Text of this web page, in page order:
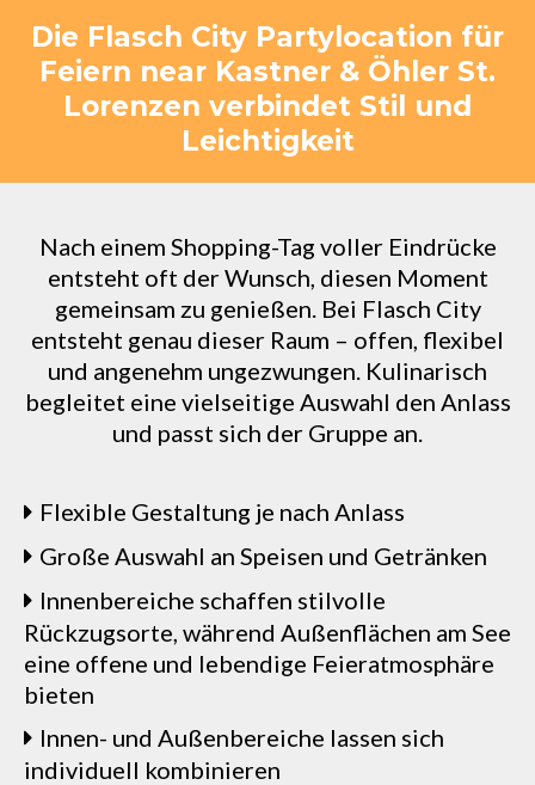
Die Flasch City Partylocation für
Feiern near Kastner & Öhler St.
Lorenzen verbindet Stil und
Leichtigkeit
Nach einem Shopping-Tag voller Eindrücke
entsteht oft der Wunsch, diesen Moment
gemeinsam zu genießen. Bei Flasch City
entsteht genau dieser Raum – offen, flexibel
und angenehm ungezwungen. Kulinarisch
begleitet eine vielseitige Auswahl den Anlass
und passt sich der Gruppe an.
Flexible Gestaltung je nach Anlass
Große Auswahl an Speisen und Getränken
Innenbereiche schaffen stilvolle
Rückzugsorte, während Außenflächen am See
eine offene und lebendige Feieratmosphäre
bieten
Innen- und Außenbereiche lassen sich
individuell kombinieren